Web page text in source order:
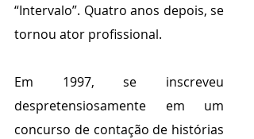
“Intervalo”. Quatro anos depois, se
tornou ator profissional.
Em 1997, se inscreveu
despretensiosamente em um
concurso de contação de histórias